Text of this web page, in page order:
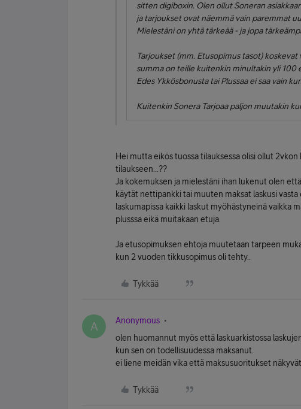
sitten digiboxin. Olen ollut Soneran
ja tarjoukset ovat näemmä vain paremmat
Mielestäni on yhtä tärkeää - ja jopa
Tarjoukset (mm. Etusopimus tasot)
summa on teille kuitenkin minultakin yli 100
Edes Ykkösbonusta tai Plussaa ei saa vain
Kuitenkin Sonera Tarjoaa paljon muutakin
Hei mutta eikös tuossa tilauksessa olisi ollut
tilaukseen...??
Ja kokemuksen ja mielestäni ihan lukenut olen
käytät nettipankki tai muuten maksat laskusi
laskumapissa kaikki laskut myöhästyneinä vaikka
plusssa eikä muitakaan etuja.
Ja etusopimuksen ehtoja muutetaan tarpeen
kun 2 vuoden tikkusopimus oli tehty..
Tykkää
A Anonymous
olen huomannut myös että laskuarkistossa
kun sen on todellisuudessa maksanut.
ei liene meidän vika että maksusuoritukset
Tykkää